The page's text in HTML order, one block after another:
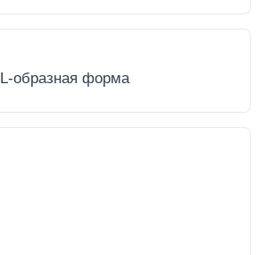
L-образная форма